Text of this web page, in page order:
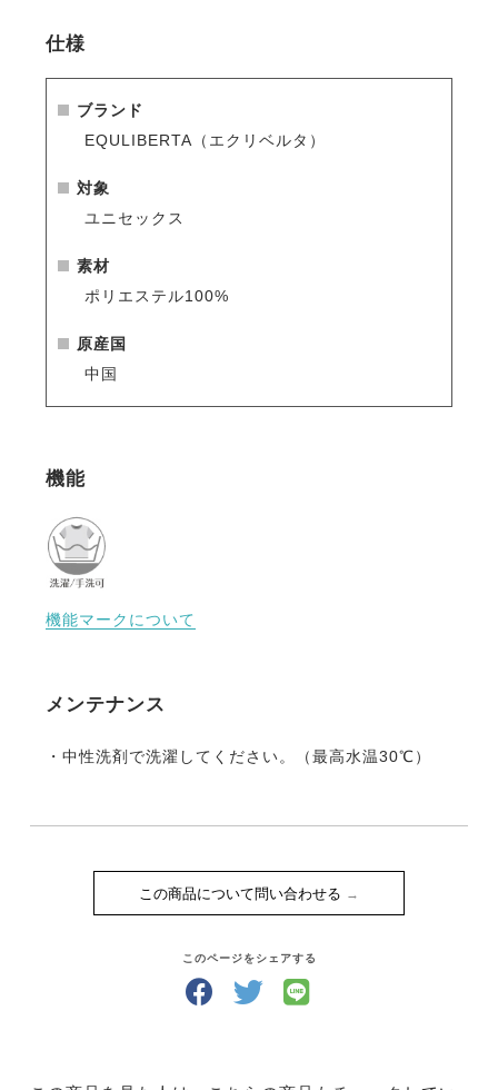
仕様
ブランド
EQULIBERTA（エクリベルタ）
対象
ユニセックス
素材
ポリエステル100%
原産国
中国
機能
機能マークについて
メンテナンス
・中性洗剤で洗濯してください。（最高水温30℃）
この商品について問い合わせる
このページをシェアする